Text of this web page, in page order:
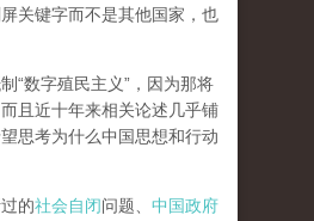
关键字而不是其他国家，也
“数字殖民主义”，因为那将
且近十年来相关论述几乎铺
思考为什么中国思想和行动
的社会自闭问题、 中国政府